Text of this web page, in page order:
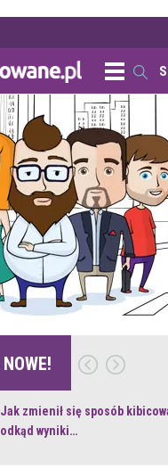
NOWE!
Jak zmienił się sposób
odkąd wyniki…